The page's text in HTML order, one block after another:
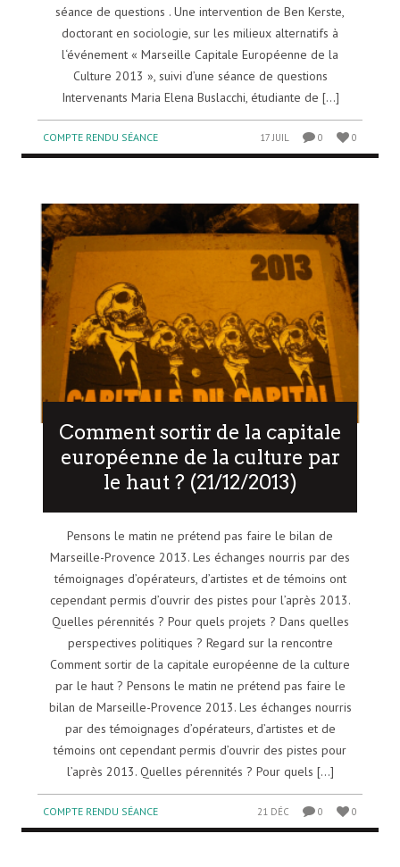
séance de questions . Une intervention de Ben Kerste,
doctorant en sociologie, sur les milieux alternatifs à
l‘événement « Marseille Capitale Européenne de la
Culture 2013 », suivi d’une séance de questions
Intervenants Maria Elena Buslacchi, étudiante de [...]
COMPTE RENDU SÉANCE 17 JUIL 0 0
Comment sortir de la capitale
européenne de la culture par
le haut ? (21/12/2013)
Pensons le matin ne prétend pas faire le bilan de
Marseille-Provence 2013. Les échanges nourris par des
témoignages d’opérateurs, d’artistes et de témoins ont
cependant permis d’ouvrir des pistes pour l’après 2013.
Quelles pérennités ? Pour quels projets ? Dans quelles
perspectives politiques ? Regard sur la rencontre
Comment sortir de la capitale européenne de la culture
par le haut ? Pensons le matin ne prétend pas faire le
bilan de Marseille-Provence 2013. Les échanges nourris
par des témoignages d’opérateurs, d’artistes et de
témoins ont cependant permis d’ouvrir des pistes pour
l’après 2013. Quelles pérennités ? Pour quels [...]
COMPTE RENDU SÉANCE 21 DÉC 0 0